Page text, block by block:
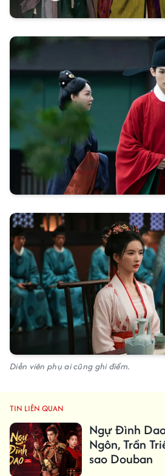
Diễn viên phụ ai cũng ghi điểm.
TIN LIÊN QUAN
Ngự Đình
Ngôn, Trần
sao Douban